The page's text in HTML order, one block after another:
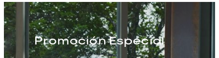
Promoción Especial